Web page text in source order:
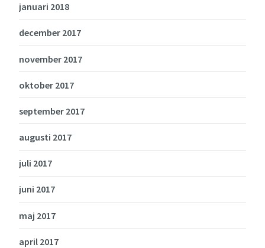
januari 2018
december 2017
november 2017
oktober 2017
september 2017
augusti 2017
juli 2017
juni 2017
maj 2017
april 2017